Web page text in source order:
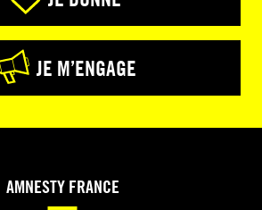
JE M’ENGAGE
AMNESTY FRANCE